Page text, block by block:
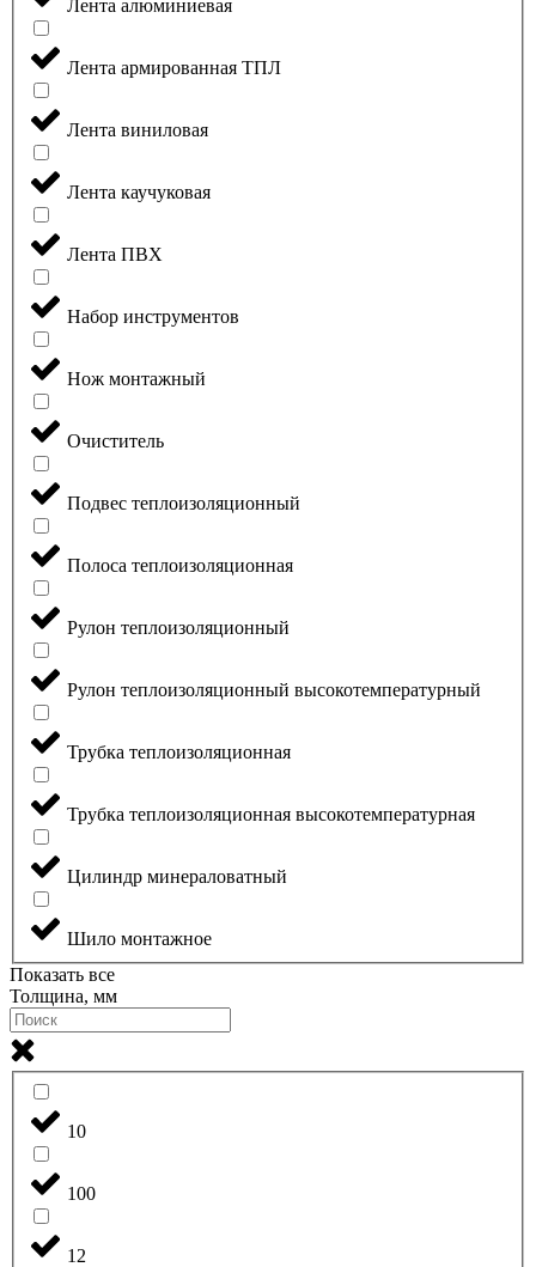
Лента алюминиевая
Лента армированная ТПЛ
Лента виниловая
Лента каучуковая
Лента ПВХ
Набор инструментов
Нож монтажный
Очиститель
Подвес теплоизоляционный
Полоса теплоизоляционная
Рулон теплоизоляционный
Рулон теплоизоляционный высокотемпературный
Трубка теплоизоляционная
Трубка теплоизоляционная высокотемпературная
Цилиндр минераловатный
Шило монтажное
Показать все
Толщина, мм
10
100
12